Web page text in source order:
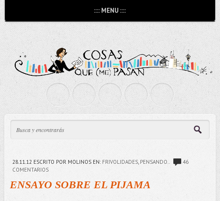
:::: MENU ::::
28.11.12 ESCRITO POR MOLINOS EN: FRIVOLIDADES, PENSANDO..
46
COMENTARIOS
ENSAYO SOBRE EL PIJAMA